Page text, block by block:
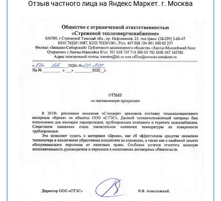
Отзыв частного лица на Яндекс Маркет. г. Москва